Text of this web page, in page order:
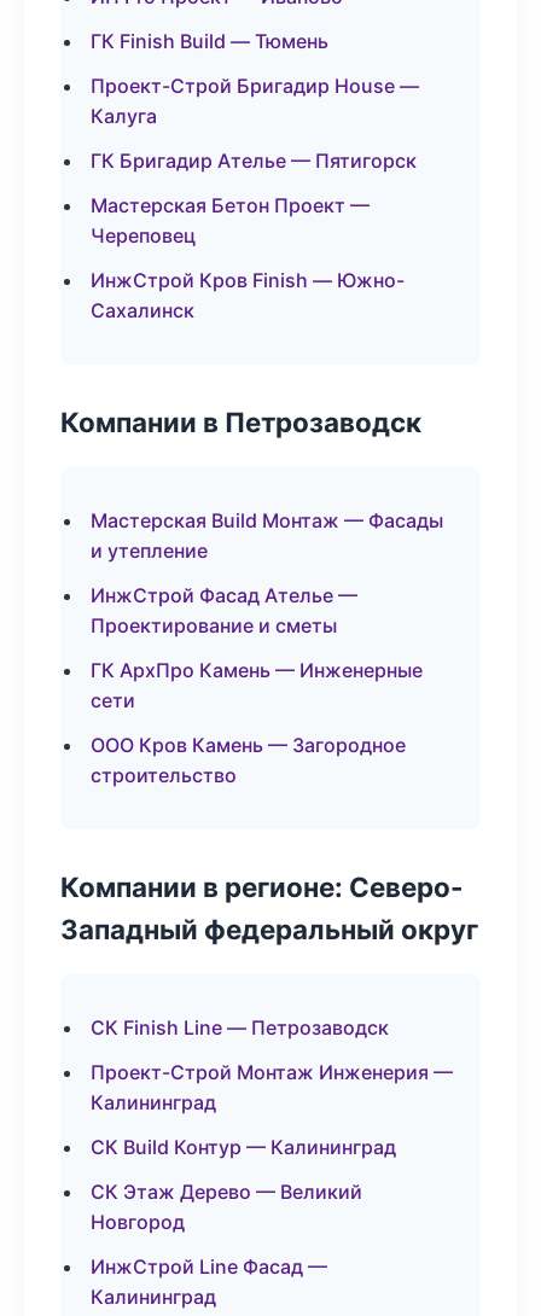
ГК Finish Build — Тюмень
Проект-Строй Бригадир House —
Калуга
ГК Бригадир Ателье — Пятигорск
Мастерская Бетон Проект —
Череповец
ИнжСтрой Кров Finish — Южно-
Сахалинск
Компании в Петрозаводск
Мастерская Build Монтаж — Фасады
и утепление
ИнжСтрой Фасад Ателье —
Проектирование и сметы
ГК АрхПро Камень — Инженерные
сети
ООО Кров Камень — Загородное
строительство
Компании в регионе: Северо-
Западный федеральный округ
СК Finish Line — Петрозаводск
Проект-Строй Монтаж Инженерия —
Калининград
СК Build Контур — Калининград
СК Этаж Дерево — Великий
Новгород
ИнжСтрой Line Фасад —
Калининград